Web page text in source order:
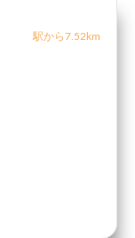
駅から7.52km